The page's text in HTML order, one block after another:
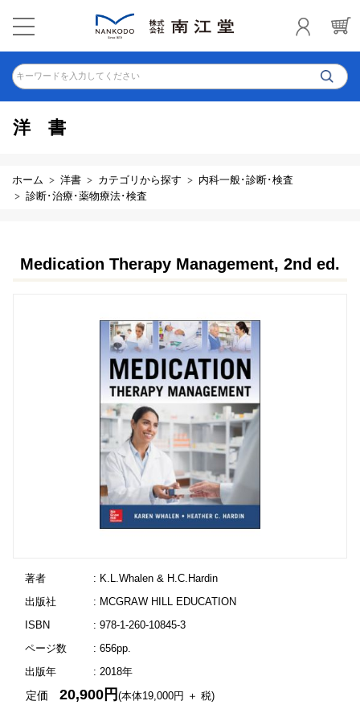
キーワードを入力してください
洋書
ホーム 洋書 カテゴリから探す
内科一般･診断･検査
診断･治療･薬物療法･検査
Medication Therapy Management, 2nd ed.
著者
: K.L.Whalen & H.C.Hardin
出版社
: MCGRAW HILL EDUCATION
ISBN
: 978-1-260-10845-3
ページ数
: 656pp.
出版年
: 2018年
定価20,900円(本体19,000円 ＋ 税)